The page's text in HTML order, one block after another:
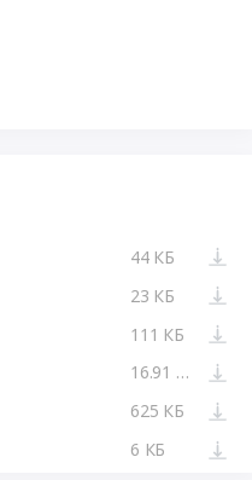
44 КБ
23 КБ
111 КБ
16.91 МБ
625 КБ
6 КБ